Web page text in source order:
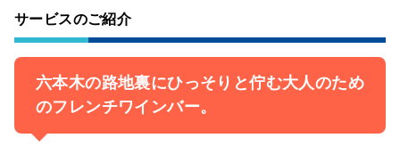
サービスのご紹介
六本木の路地裏にひっそりと佇む大人のため
のフレンチワインバー。